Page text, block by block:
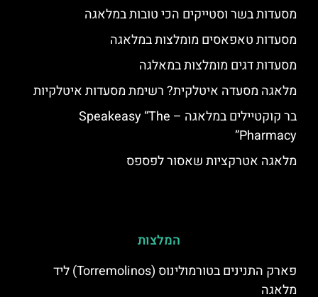
מסעדות בשר וסטייקים הכי טובות במלאגה
מסעדות טאפאסים מומלצות במלאגה
מסעדות דגים מומלצות במאלגה
מלאגה מסעדה איטלקית? רשימת מסעדות איטלקיות
בר קוקטיילים במלאגה – Speakeasy “The
Pharmacy”
מלאגה אטרקציות שאסור לפספס
המלצות
פארק התנינים בטורמולינוס (Torremolinos) ליד
מלאגה